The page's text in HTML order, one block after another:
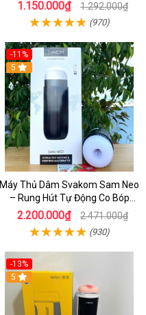
1.150.000₫ 1.292.000₫
(970)
-11%
5
Máy Thủ Dâm Svakom Sam Neo
– Rung Hút Tự Động Co Bóp
Mạnh Mẽ Điều Khiển Từ Xa Qua
App Hiện Đại
2.200.000₫ 2.471.000₫
(930)
-13%
5